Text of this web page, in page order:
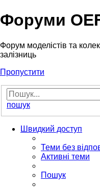
Форуми
Форум моделістів та
залізниць
Пропустити
пошук
Швидкий доступ
Теми без
Активні теми
Пошук